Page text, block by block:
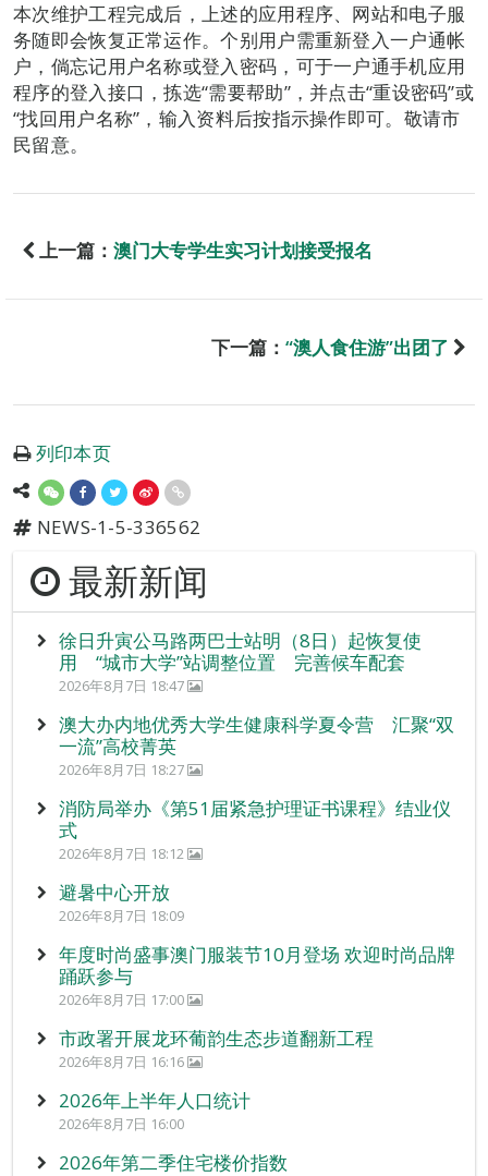
本次维护工程完成后，上述的应用程序、网站和电子服
务随即会恢复正常运作。个别用户需重新登入一户通帐
户，倘忘记用户名称或登入密码，可于一户通手机应用
程序的登入接口，拣选“需要帮助”，并点击“重设密码”或
“找回用户名称”，输入资料后按指示操作即可。敬请市
民留意。
上一篇： 澳门大专学生实习计划接受报名
下一篇： “澳人食住游”出团了
列印本页
NEWS-1-5-336562
最新新闻
徐日升寅公马路两巴士站明（8日）起恢复使
用 “城市大学”站调整位置 完善候车配套
2026年8月7日 18:47
澳大办内地优秀大学生健康科学夏令营 汇聚“双
一流”高校菁英
2026年8月7日 18:27
消防局举办《第51届紧急护理证书课程》结业仪
式
2026年8月7日 18:12
避暑中心开放
2026年8月7日 18:09
年度时尚盛事澳门服装节10月登场 欢迎时尚品牌
踊跃参与
2026年8月7日 17:00
市政署开展龙环葡韵生态步道翻新工程
2026年8月7日 16:16
2026年上半年人口统计
2026年8月7日 16:00
2026年第二季住宅楼价指数